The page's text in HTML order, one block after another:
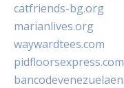
catfriends-bg.org
marianlives.org
waywardtees.com
pidfloorsexpress.com